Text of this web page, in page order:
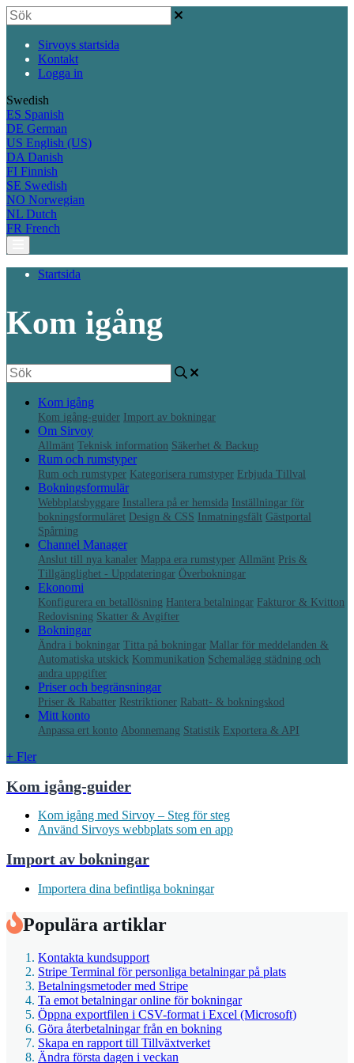
Sirvoys startsida
Kontakt
Logga in
Swedish
ES Spanish
DE German
US English (US)
DA Danish
FI Finnish
SE Swedish
NO Norwegian
NL Dutch
FR French
Startsida
Kom igång
Kom igång
Kom igång-guider Import av bokningar
Om Sirvoy
Allmänt Teknisk information Säkerhet & Backup
Rum och rumstyper
Rum och rumstyper Kategorisera rumstyper Erbjuda Tillval
Bokningsformulär
Webbplatsbyggare Installera på er hemsida Inställningar för
bokningsformuläret Design & CSS Inmatningsfält Gästportal
Spårning
Channel Manager
Anslut till nya kanaler Mappa era rumstyper Allmänt Pris &
Tillgänglighet - Uppdateringar Överbokningar
Ekonomi
Konfigurera en betallösning Hantera betalningar Fakturor & Kvitton
Redovisning Skatter & Avgifter
Bokningar
Ändra i bokningar Titta på bokningar Mallar för meddelanden &
Automatiska utskick Kommunikation Schemalägg städning och
andra uppgifter
Priser och begränsningar
Priser & Rabatter Restriktioner Rabatt- & bokningskod
Mitt konto
Anpassa ert konto Abonnemang Statistik Exportera & API
+ Fler
Kom igång-guider
Kom igång med Sirvoy – Steg för steg
Använd Sirvoys webbplats som en app
Import av bokningar
Importera dina befintliga bokningar
Populära artiklar
Kontakta kundsupport
Stripe Terminal för personliga betalningar på plats
Betalningsmetoder med Stripe
Ta emot betalningar online för bokningar
Öppna exportfilen i CSV-format i Excel (Microsoft)
Göra återbetalningar från en bokning
Skapa en rapport till Tillväxtverket
Ändra första dagen i veckan